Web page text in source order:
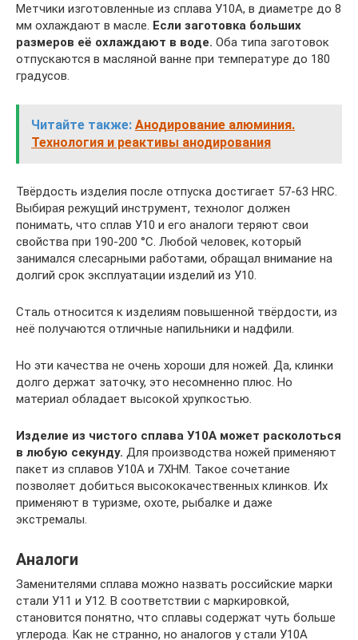
Метчики изготовленные из сплава У10А, в диаметре до 8
мм охлаждают в масле. Если заготовка больших
размеров её охлаждают в воде. Оба типа заготовок
отпускаются в масляной ванне при температуре до 180
градусов.
Читайте также: Анодирование алюминия.
Технология и реактивы анодирования
Твёрдость изделия после отпуска достигает 57-63 HRC.
Выбирая режущий инструмент, технолог должен
понимать, что сплав У10 и его аналоги теряют свои
свойства при 190-200 °C. Любой человек, который
занимался слесарными работами, обращал внимание на
долгий срок эксплуатации изделий из У10.
Сталь относится к изделиям повышенной твёрдости, из
неё получаются отличные напильники и надфили.
Но эти качества не очень хороши для ножей. Да, клинки
долго держат заточку, это несомненно плюс. Но
материал обладает высокой хрупкостью.
Изделие из чистого сплава У10А может расколоться
в любую секунду. Для производства ножей применяют
пакет из сплавов У10А и 7ХНМ. Такое сочетание
позволяет добиться высококачественных клинков. Их
применяют в туризме, охоте, рыбалке и даже
экстремалы.
Аналоги
Заменителями сплава можно назвать российские марки
стали У11 и У12. В соответствии с маркировкой,
становится понятно, что сплавы содержат чуть больше
углерода. Как не странно, но аналогов у стали У10А